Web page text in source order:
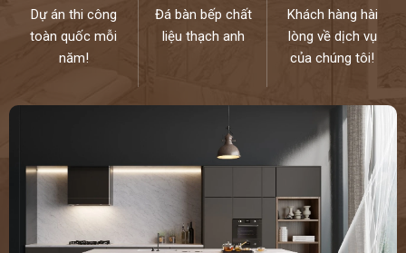
Dự án thi công
toàn quốc mỗi
năm!
Đá bàn bếp chất
liệu thạch anh
Khách hàng hài
lòng về dịch vụ
của chúng tôi!